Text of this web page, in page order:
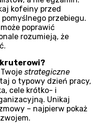
kofeiny przed
przebiegu.
poprawić
rozumieją, że
strategiczne
o typowy dzień pracy,
cele krótko- i
Unikaj
– najpierw pokaż